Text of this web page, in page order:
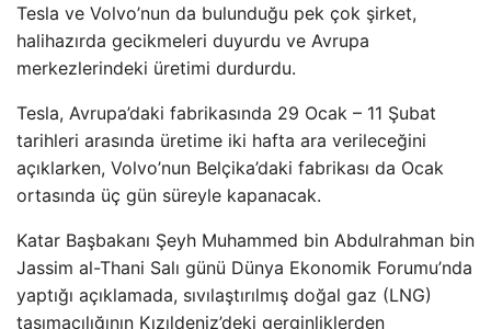
Tesla ve Volvo’nun da bulunduğu pek çok şirket,
halihazırda gecikmeleri duyurdu ve Avrupa
merkezlerindeki üretimi durdurdu.
Tesla, Avrupa’daki fabrikasında 29 Ocak – 11 Şubat
tarihleri ​​arasında üretime iki hafta ara verileceğini
açıklarken, Volvo’nun Belçika’daki fabrikası da Ocak
ortasında üç gün süreyle kapanacak.
Katar Başbakanı Şeyh Muhammed bin Abdulrahman bin
Jassim al-Thani Salı günü Dünya Ekonomik Forumu’nda
yaptığı açıklamada, sıvılaştırılmış doğal gaz (LNG)
taşımacılığının Kızıldeniz’deki gerginliklerden